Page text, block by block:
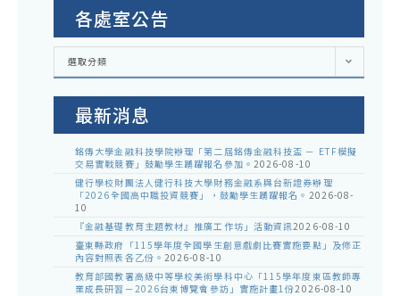
各處室公告
各
室
選取分類
最新消息
銘傳大學金融科技學院辦理「第二屆銘傳金融科技盃 － ETF模擬
交易實戰競賽」鼓勵學生踴躍報名參加。 2026-08-10
健行學校財團法人健行科技大學財務金融系與台新證券辦理
「2026全國高中職投資競賽」，鼓勵學生踴躍報名。 2026-08-
10
『金融基礎教育主題教材』推廣工作坊」活動資訊2026-08-10
臺東縣政府「115學年度全國學生創意戲劇比賽實施要點」及修正
內容對照表各乙份。 2026-08-10
教育部國教署高級中等學校美術學科中心「115學年度東區教師專
業成長研習－2026台東博覽會參訪」實施計畫1份2026-08-10